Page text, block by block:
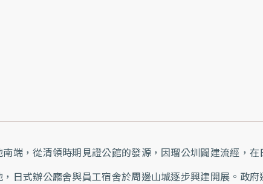
端，從清領時期見證公館的發源，因瑠公圳闢建流經，
日式辦公廳舍與員工宿舍於周邊山城逐步興建開展。政